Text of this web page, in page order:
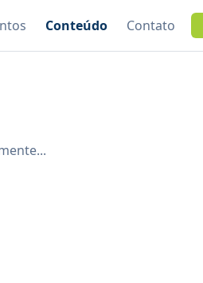
Conteúdo Contato